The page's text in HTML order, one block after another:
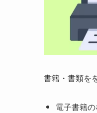
書籍・書類を
電子書籍